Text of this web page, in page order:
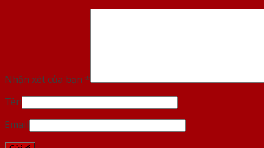
Nhận xét của bạn *
Tên
Email